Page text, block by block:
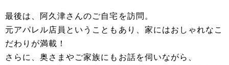
最後は、阿久津さんのご自宅を訪問。
元アパレル店員ということもあり、家にはおしゃれなこ
だわりが満載！
さらに、奥さまやご家族にもお話を伺いながら、